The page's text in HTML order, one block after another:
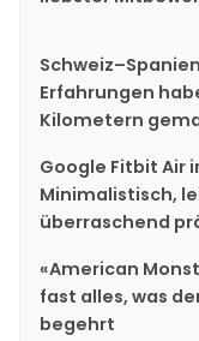
Erfahrungen
Kilometern
Google Fitbit Air
Minimalistisch,
überraschend
«American
fast alles, was
begehrt